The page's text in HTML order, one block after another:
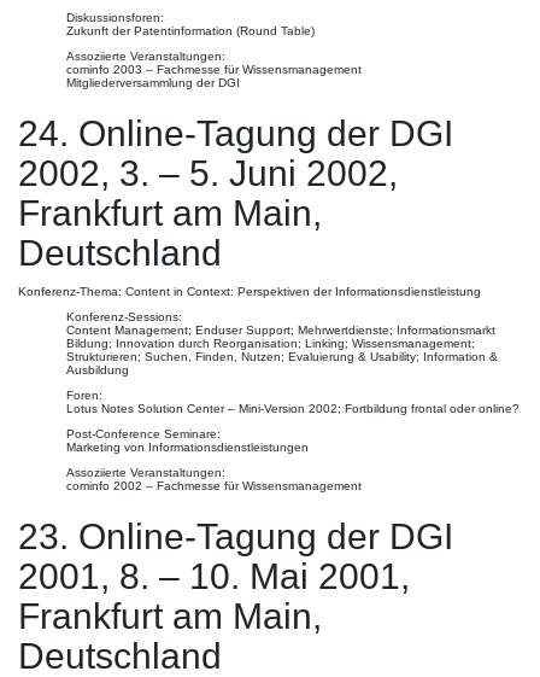
Diskussionsforen:
Zukunft der Patentinformation (Round Table)
Assoziierte Veranstaltungen:
cominfo 2003 – Fachmesse für Wissensmanagement
Mitgliederversammlung der DGI
24. Online-Tagung der DGI
2002, 3. – 5. Juni 2002,
Frankfurt am Main,
Deutschland
Konferenz-Thema: Content in Context: Perspektiven der Informationsdienstleistung
Konferenz-Sessions:
Content Management; Enduser Support; Mehrwertdienste; Informationsmarkt
Bildung; Innovation durch Reorganisation; Linking; Wissensmanagement;
Strukturieren; Suchen, Finden, Nutzen; Evaluierung & Usability; Information &
Ausbildung
Foren:
Lotus Notes Solution Center – Mini-Version 2002; Fortbildung frontal oder online?
Post-Conference Seminare:
Marketing von Informationsdienstleistungen
Assoziierte Veranstaltungen:
cominfo 2002 – Fachmesse für Wissensmanagement
23. Online-Tagung der DGI
2001, 8. – 10. Mai 2001,
Frankfurt am Main,
Deutschland